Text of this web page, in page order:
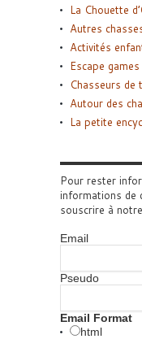
La Chouette
Autres
Activités
Escape
Chasseurs de
Autour des
La petite
Pour rester
informations de
souscrire à notre
Email
Pseudo
Email Format
html